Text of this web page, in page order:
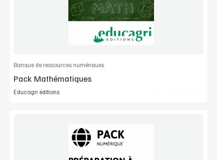
Commander l'article
Banque de ressources numériques
Pack Mathématiques
Educagri éditions